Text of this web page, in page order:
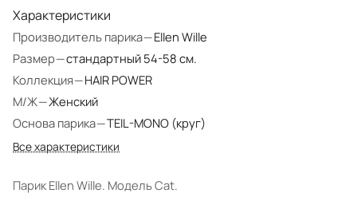
Характеристики
Производитель парика—Ellen Wille
Размер—стандартный 54-58 см.
Коллекция—HAIR POWER
М/Ж—Женский
Основа парика—TEIL-MONO (круг)
Все характеристики
Парик Ellen Wille. Модель Cat.